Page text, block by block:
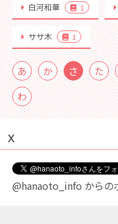
白河和華 1
ササ木 1
あ か さ た
わ
Ｘ
@hanaoto_info からの